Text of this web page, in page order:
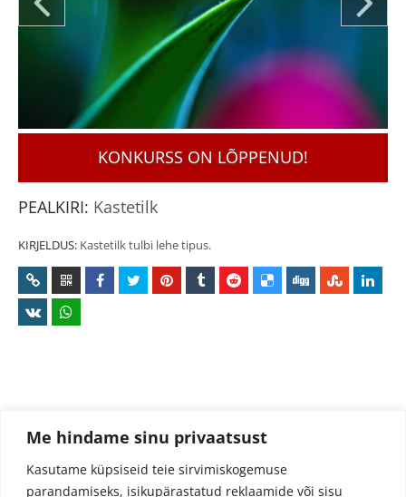
Me hindame sinu privaatsust
Kasutame küpsiseid teie sirvimiskogemuse
parandamiseks, isikupärastatud reklaamide või sisu
KONKURSS ON LÕPPENUD!
PEALKIRI: Kastetilk
KIRJELDUS: Kastetilk tulbi lehe tipus.